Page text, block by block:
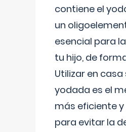
contiene el
un
esencial para
tu hijo, de
Utilizar en casa
yodada es el
más eficiente
para evitar la